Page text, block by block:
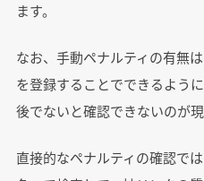
ます。
なお、手動ペナルティの有無
を登録することでできるよう
後でないと確認できないのが現
直接的なペナルティの確認で